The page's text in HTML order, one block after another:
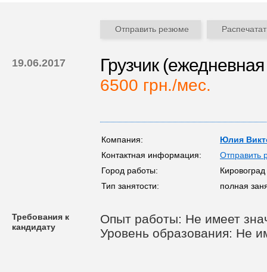
Отправить резюме
19.06.2017 Грузчик
6500 грн./мес.
Компания:
Юлия
Контактная информация:
Отправить
Город работы:
Кировоград
Тип занятости:
полная
Требования к
кандидату
Опыт работы: Не имеет
Уровень образования: Не